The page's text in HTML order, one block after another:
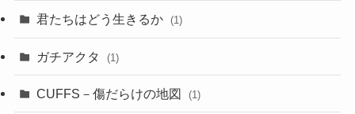
君たちはどう生きるか (1)
ガチアクタ (1)
CUFFS－傷だらけの地図 (1)